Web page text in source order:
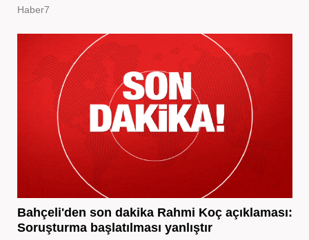
Haber7
Bahçeli'den son dakika Rahmi Koç açıklaması:
Soruşturma başlatılması yanlıştır